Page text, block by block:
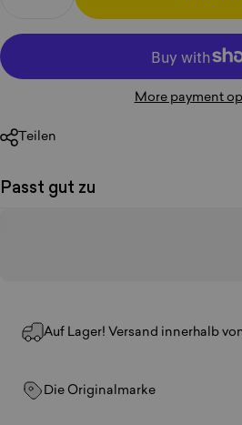
More payment
Teilen
Passt gut zu
Auf Lager! Versand innerhalb
Die Originalmarke